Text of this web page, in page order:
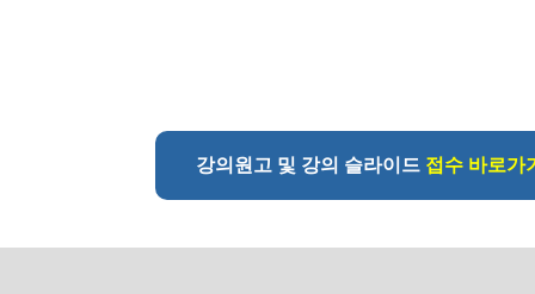
강의원고 및 강의 슬라이드 접수 바로가